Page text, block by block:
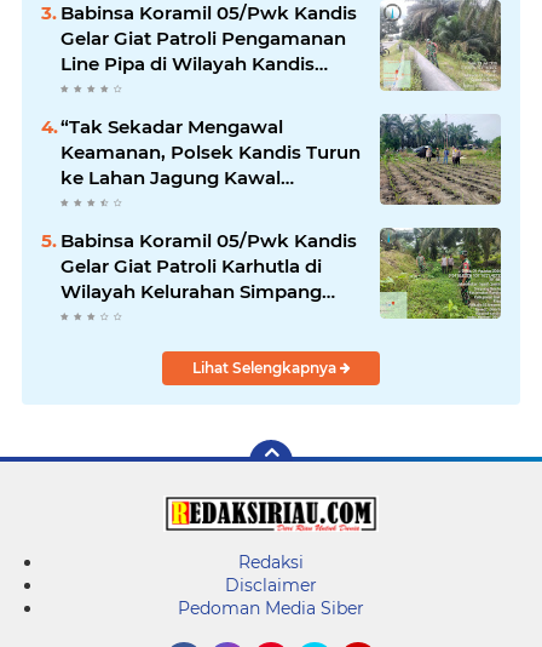
Babinsa Koramil 05/Pwk Kandis
Gelar Giat Patroli Pengamanan
Line Pipa di Wilayah Kandis
Kandis
“Tak Sekadar Mengawal
Keamanan, Polsek Kandis Turun
ke Lahan Jagung Kawal
Ketahanan Pangan
Babinsa Koramil 05/Pwk Kandis
Gelar Giat Patroli Karhutla di
Wilayah Kelurahan Simpang
Belutu
Lihat Selengkapnya
Redaksi
Disclaimer
Pedoman Media Siber